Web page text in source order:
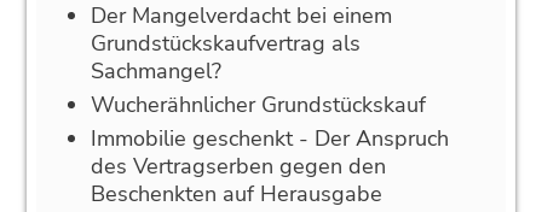
Der Mangelverdacht bei einem
Grundstückskaufvertrag als
Sachmangel?
Wucherähnlicher Grundstückskauf
Immobilie geschenkt - Der Anspruch
des Vertragserben gegen den
Beschenkten auf Herausgabe